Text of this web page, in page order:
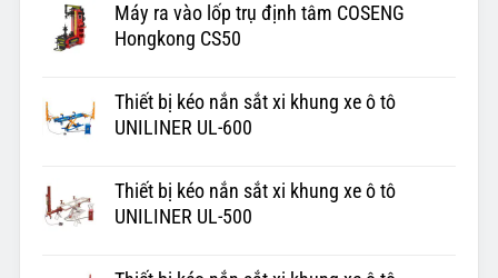
Máy ra vào lốp trụ định tâm COSENG
Hongkong CS50
Thiết bị kéo nắn sắt xi khung xe ô tô
UNILINER UL-600
Thiết bị kéo nắn sắt xi khung xe ô tô
UNILINER UL-500